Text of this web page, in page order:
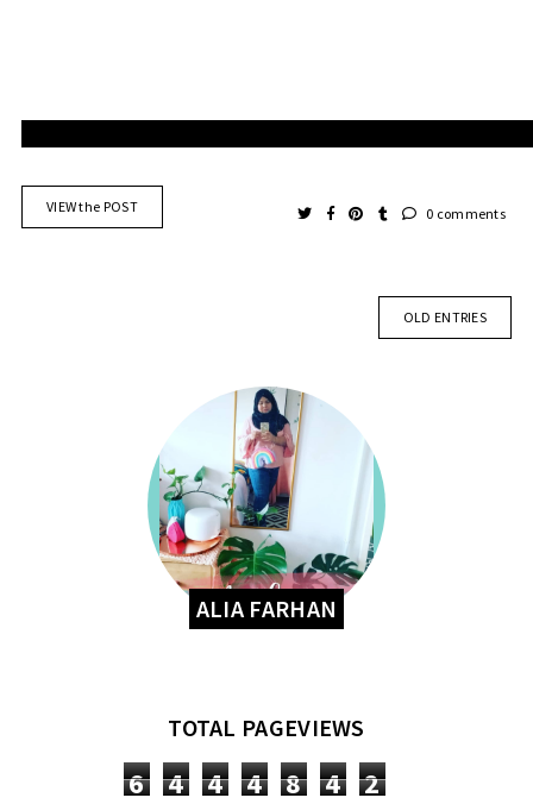
VIEW the POST 0 comments
OLD ENTRIES
ALIA FARHAN
TOTAL PAGEVIEWS
6 4 4 4 8 4 2